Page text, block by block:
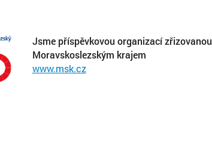
Jsme příspěvkovou organizací zřizovanou
Moravskoslezským krajem
www.msk.cz